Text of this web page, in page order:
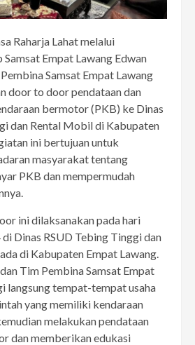
Raharja Lahat melalui
Samsat Empat Lawang Edwan
Samsat Empat Lawang
door to door pendataan dan
bermotor (PKB) ke Dinas
dan Rental Mobil di Kabupaten
ini bertujuan untuk
masyarakat tentang
PKB dan mempermudah
ini dilaksanakan pada hari
Dinas RSUD Tebing Tinggi dan
di Kabupaten Empat Lawang.
Tim Pembina Samsat Empat
langsung tempat-tempat usaha
yang memiliki kendaraan
melakukan pendataan
dan memberikan edukasi